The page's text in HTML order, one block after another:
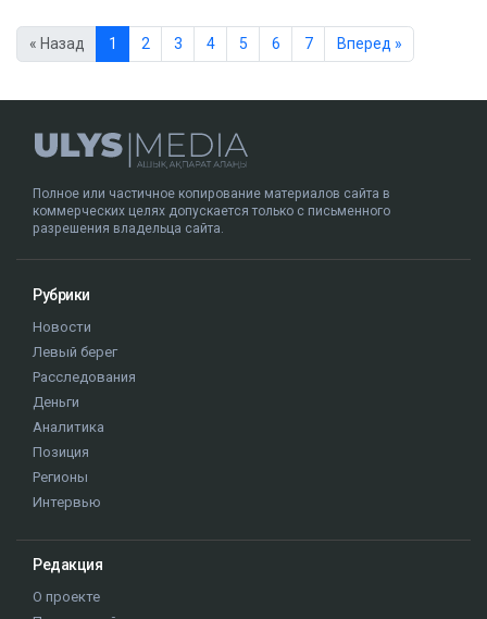
« Назад 1 2 3 4 5 6 7 Вперед »
Полное или частичное копирование материалов сайта в
коммерческих целях допускается только с письменного
разрешения владельца сайта.
Рубрики
Новости
Левый берег
Расследования
Деньги
Аналитика
Позиция
Регионы
Интервью
Редакция
О проекте